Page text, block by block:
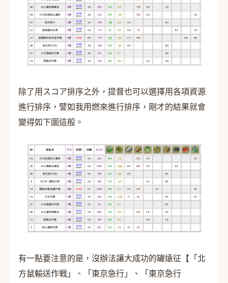
除了用スコア排序之外，提督也可以選擇用各項資源
進行排序，譬如我用燃來進行排序，剛才的結果就會
變得如下圖這般。
有一點要注意的是，沒辦法讓大成功的罐遠征【「北
方鼠輸送作戦」、「東京急行」、「東京急行